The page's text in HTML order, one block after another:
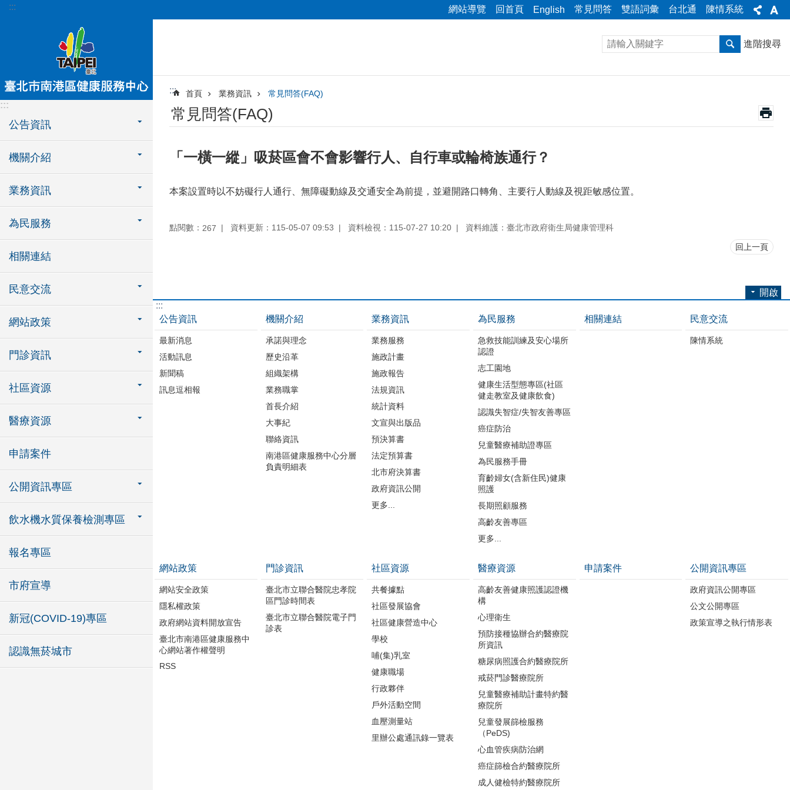
跳到主要內容區塊
::: 網站導覽 回首頁 English 常見問答 雙語詞彙 台北通 陳情系統
:::
公告資訊
機關介紹
業務資訊
為民服務
相關連結
民意交流
網站政策
門診資訊
社區資源
醫療資源
申請案件
公開資訊專區
飲水機水質保養檢測專區
報名專區
市府宣導
新冠(COVID-19)專區
認識無菸城市
進階搜尋
::: 首頁 業務資訊 常見問答(FAQ)
常見問答(FAQ)
「一橫一縱」吸菸區會不會影響行人、自行車或輪椅族通行？
本案設置時以不妨礙行人通行、無障礙動線及交通安全為前提，並避開路口轉角、主要行人動線及視距敏感位置。
點閱數： 267 資料更新：115-05-07 09:53 資料檢視：115-07-27 10:20 資料維護：臺北市政府衛生局健康管理科
回上一頁
開啟
:::
公告資訊
最新消息
活動訊息
新聞稿
訊息逗相報
機關介紹
承諾與理念
歷史沿革
組織架構
業務職掌
首長介紹
大事紀
聯絡資訊
南港區健康服務中心分層
負責明細表
業務資訊
業務服務
施政計畫
施政報告
法規資訊
統計資料
文宣與出版品
預決算書
法定預算書
北市府決算書
政府資訊公開
更多...
為民服務
急救技能訓練及安心場所
認證
志工園地
健康生活型態專區(社區
健走教室及健康飲食)
認識失智症/失智友善專區
癌症防治
兒童醫療補助證專區
為民服務手冊
育齡婦女(含新住民)健康
照護
長期照顧服務
高齡友善專區
更多...
相關連結 民意交流
陳情系統
網站政策
網站安全政策
隱私權政策
政府網站資料開放宣告
臺北市南港區健康服務中
心網站著作權聲明
RSS
門診資訊
臺北市立聯合醫院忠孝院
區門診時間表
臺北市立聯合醫院電子門
診表
社區資源
共餐據點
社區發展協會
社區健康營造中心
學校
哺(集)乳室
健康職場
行政夥伴
戶外活動空間
血壓測量站
里辦公處通訊錄一覽表
醫療資源
高齡友善健康照護認證機
構
心理衛生
預防接種協辦合約醫療院
所資訊
糖尿病照護合約醫療院所
戒菸門診醫療院所
兒童醫療補助計畫特約醫
療院所
兒童發展篩檢服務
（PeDS)
心血管疾病防治網
癌症篩檢合約醫療院所
成人健檢特約醫療院所
申請案件 公開資訊專區
政府資訊公開專區
公文公開專區
政策宣導之執行情形表